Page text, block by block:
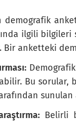
edin
için
you spend
demografik
ilgili bilgileri
Bir anketteki
Bu
sunulan
Belirli